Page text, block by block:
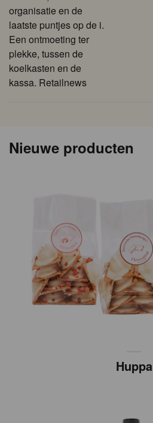
organisatie en de
laatste puntjes op de i.
Een ontmoeting ter
plekke, tussen de
koelkasten en de
kassa. Retailnews
Nieuwe producten
Huppa